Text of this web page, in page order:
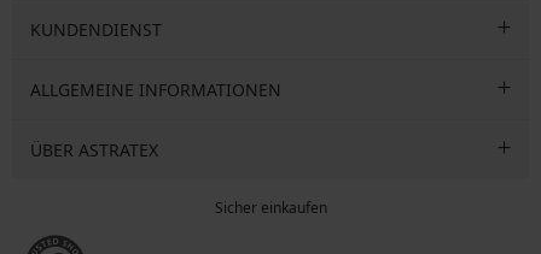
KUNDENDIENST
ALLGEMEINE INFORMATIONEN
ÜBER ASTRATEX
Sicher einkaufen